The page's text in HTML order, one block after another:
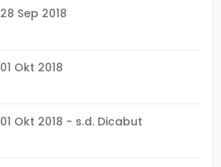
28 Sep 2018
01 Okt 2018
01 Okt 2018 - s.d. Dicabut